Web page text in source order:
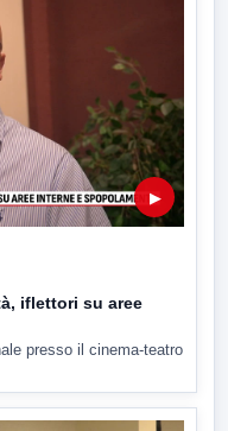
▶
iflettori su aree
presso il cinema-teatro